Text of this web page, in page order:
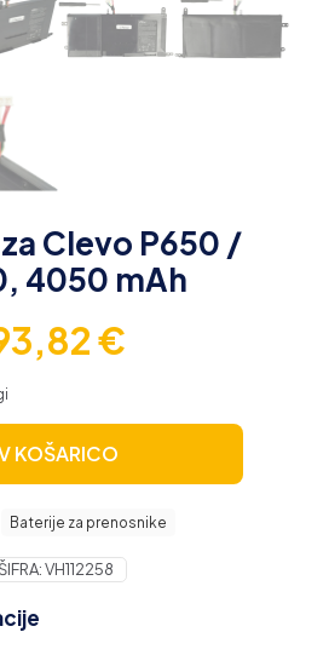
Clevo P650 /
4050 mAh
€
KOŠARICO
Baterije za prenosnike
ŠIFRA:VH112258